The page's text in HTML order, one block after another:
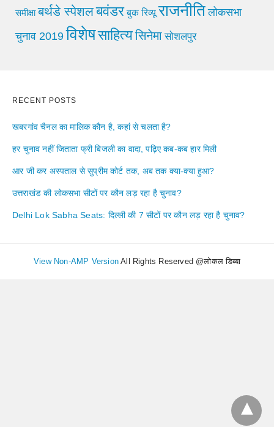
समीक्षा बर्थडे स्पेशलबवंडर बुक रिव्यू राजनीति लोकसभा
चुनाव 2019 विशेषसाहित्यसिनेमा सोशलपुर
RECENT POSTS
खबरगांव चैनल का मालिक कौन है, कहां से चलता है?
हर चुनाव नहीं जिताता फ्री बिजली का वादा, पढ़िए कब-कब हार मिली
आर जी कर अस्पताल से सुप्रीम कोर्ट तक, अब तक क्या-क्या हुआ?
उत्तराखंड की लोकसभा सीटों पर कौन लड़ रहा है चुनाव?
Delhi Lok Sabha Seats: दिल्ली की 7 सीटों पर कौन लड़ रहा है चुनाव?
View Non-AMP Version All Rights Reserved @लोकल डिब्बा